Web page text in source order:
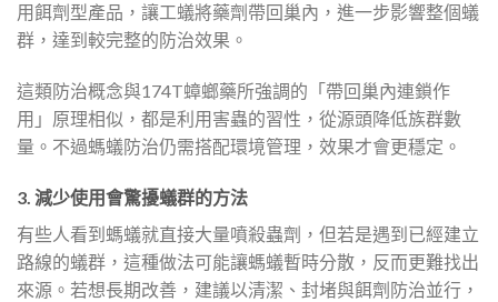
用餌劑型產品，讓工蟻將藥劑帶回巢內，進一步影響整個蟻
群，達到較完整的防治效果。
這類防治概念與174T蟑螂藥所強調的「帶回巢內連鎖作
用」原理相似，都是利用害蟲的習性，從源頭降低族群數
量。不過螞蟻防治仍需搭配環境管理，效果才會更穩定。
3. 減少使用會驚擾蟻群的方法
有些人看到螞蟻就直接大量噴殺蟲劑，但若是遇到已經建立
路線的蟻群，這種做法可能讓螞蟻暫時分散，反而更難找出
來源。若想長期改善，建議以清潔、封堵與餌劑防治並行，